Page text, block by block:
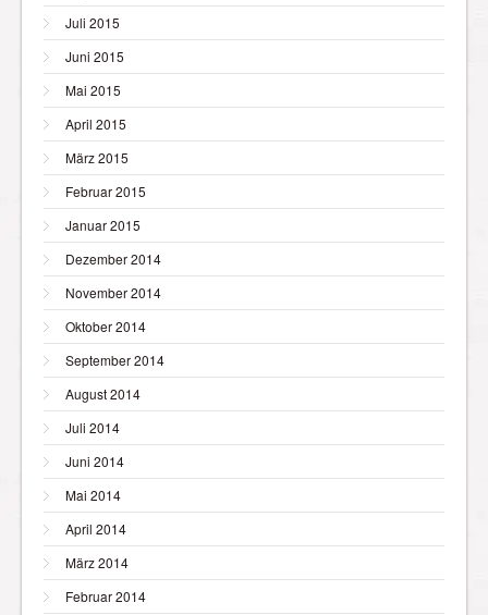
Juli 2015
Juni 2015
Mai 2015
April 2015
März 2015
Februar 2015
Januar 2015
Dezember 2014
November 2014
Oktober 2014
September 2014
August 2014
Juli 2014
Juni 2014
Mai 2014
April 2014
März 2014
Februar 2014